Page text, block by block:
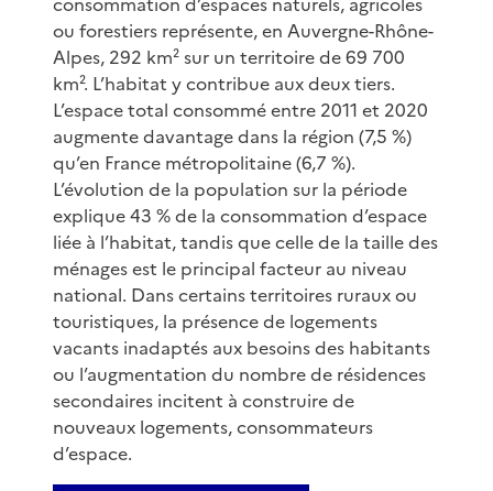
ou forestiers représente, en Auvergne-Rhône-
Alpes, 292 km² sur un territoire de 69 700
km². L’habitat y contribue aux deux tiers.
L’espace total consommé entre 2011 et 2020
augmente davantage dans la région (7,5 %)
qu’en France métropolitaine (6,7 %).
L’évolution de la population sur la période
explique 43 % de la consommation d’espace
liée à l’habitat, tandis que celle de la taille des
ménages est le principal facteur au niveau
national. Dans certains territoires ruraux ou
touristiques, la présence de logements
vacants inadaptés aux besoins des habitants
ou l’augmentation du nombre de résidences
secondaires incitent à construire de
nouveaux logements, consommateurs
d’espace.